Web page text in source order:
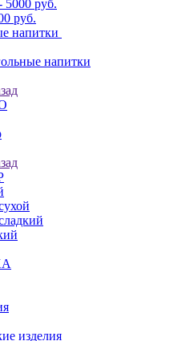
5000 руб.
руб.
напитки
напитки
изделия